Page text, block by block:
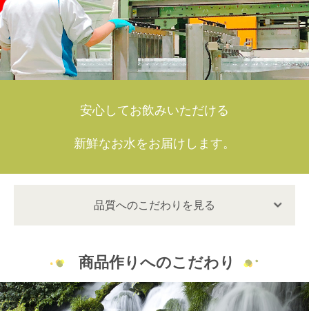
安心してお飲みいただける
新鮮なお水をお届けします。
品質へのこだわりを見る
商品作りへのこだわり